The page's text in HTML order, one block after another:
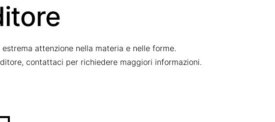
attenzione nella materia e nelle forme.
contattaci per richiedere maggiori informazioni.